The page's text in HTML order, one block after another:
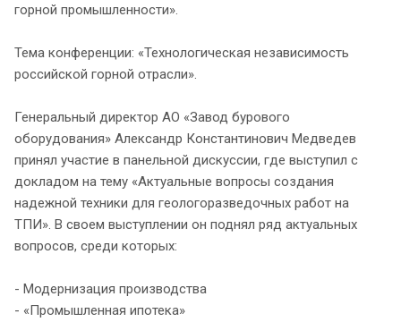
горной промышленности».
Тема конференции: «Технологическая независимость
российской горной отрасли».
Генеральный директор АО «Завод бурового
оборудования» Александр Константинович Медведев
принял участие в панельной дискуссии, где выступил с
докладом на тему «Актуальные вопросы создания
надежной техники для геологоразведочных работ на
ТПИ». В своем выступлении он поднял ряд актуальных
вопросов, среди которых:
- Модернизация производства
- «Промышленная ипотека»